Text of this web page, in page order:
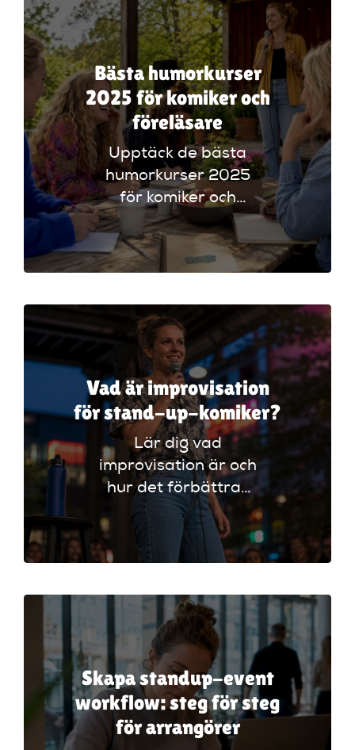
Bästa humorkurser
2025 för komiker och
föreläsare
Upptäck de bästa
humorkurser 2025
för komiker och
föreläsare. Lär dig
tekniker och få
scenerfarenhet med
Vad är improvisation
för stand-up-komiker?
Lär dig vad
improvisation är och
hur det förbättrar
din stand-up!
Upptäck tekniker
som stärker ditt
scenframträdande.
Skapa standup-event
workflow: steg för steg
för arrangörer